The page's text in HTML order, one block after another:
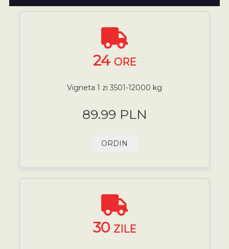
24 ORE
Vigneta 1 zi 3501-12000 kg
89.99 PLN
ORDIN
30 ZILE